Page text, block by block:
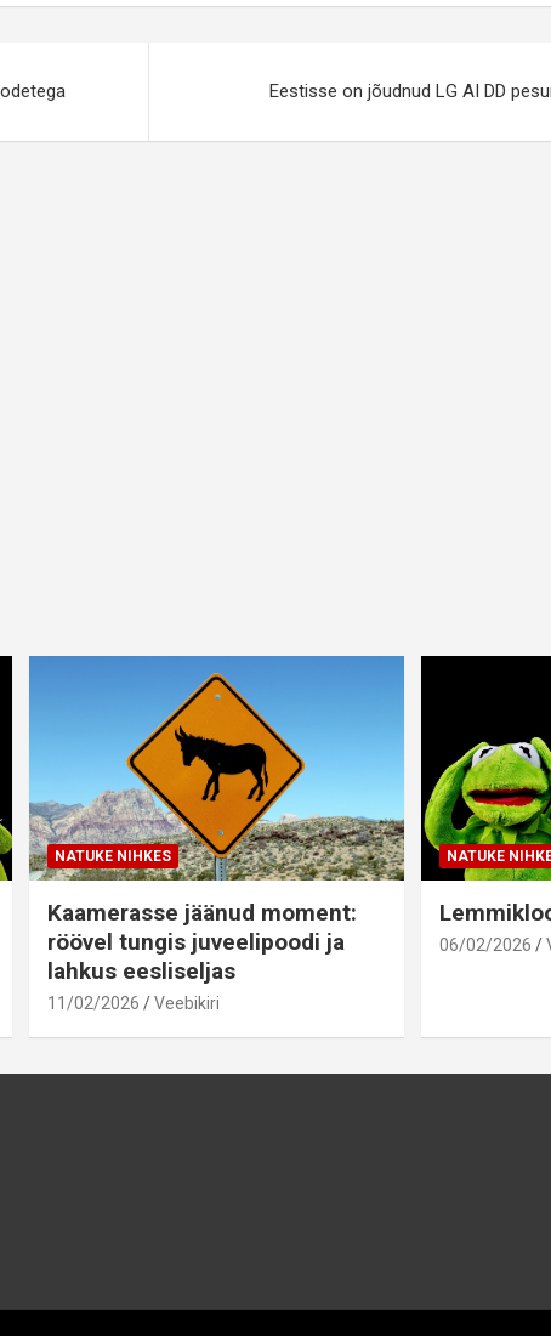
Eestisse on jõudnud LG AI DD
NATUKE NIHKES
Kaamerasse jäänud moment:
röövel tungis juveelipoodi ja
lahkus eesliseljas
11/02/2026 Veebikiri
NATUKE
06/02/2026